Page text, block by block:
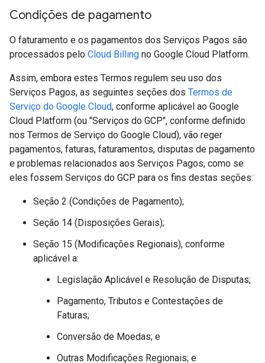
Condições de pagamento
O faturamento e os pagamentos dos Serviços Pagos são
processados pelo Cloud Billing no Google Cloud Platform.
Assim, embora estes Termos regulem seu uso dos
Serviços Pagos, as seguintes seções dos Termos de
Serviço do Google Cloud, conforme aplicável ao Google
Cloud Platform (ou "Serviços do GCP", conforme definido
nos Termos de Serviço do Google Cloud), vão reger
pagamentos, faturas, faturamentos, disputas de pagamento
e problemas relacionados aos Serviços Pagos, como se
eles fossem Serviços do GCP para os fins destas seções:
Seção 2 (Condições de Pagamento);
Seção 14 (Disposições Gerais);
Seção 15 (Modificações Regionais), conforme
aplicável a:
Legislação Aplicável e Resolução de Disputas;
Pagamento, Tributos e Contestações de
Faturas;
Conversão de Moedas; e
Outras Modificações Regionais; e